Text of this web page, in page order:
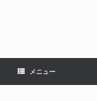
メニュー